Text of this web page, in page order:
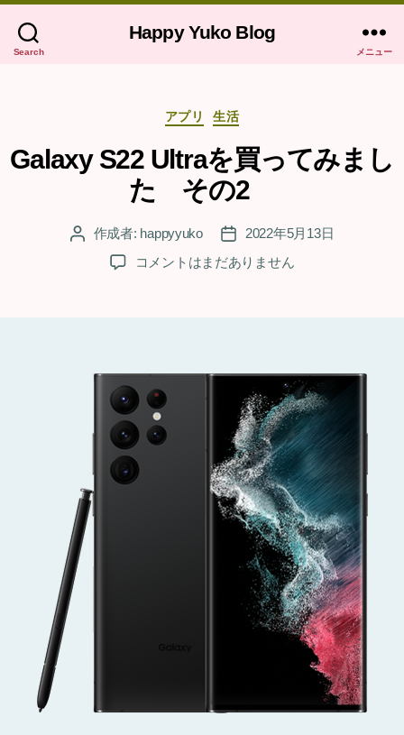
Search
Happy Yuko Blog
メニュー
カ
テ
ゴ
リ
ー
アプリ 生活
Galaxy S22 Ultraを買ってみまし
た その2
投 作成者: happyyuko
投
稿
日
2022年5月13日
Galaxy
み
し
た
そ
コメントはまだありません